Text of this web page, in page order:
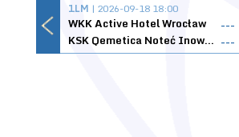
1LM | 2026-09-18 18:00
WKK Active Hotel Wrocław
---
KSK Qemetica Noteć Inowrocław ---